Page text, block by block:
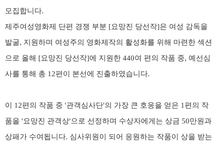
모집합니다.
제주여성영화제 단편 경쟁 부분 [요망진 당선작]은 여성 감독을
발굴, 지원하며 여성주의 영화제작의 활성화를 위해 마련한 섹션
으로 올해 [요망진 당선작]에 지원한 440여 편의 작품 중, 예선심
사를 통해 총 12편이 본선에 진출하였습니다.
이 12편의 작품 중 '관객심사단'의 가장 큰 호응을 얻은 1편의 작
품을 '요망진 관객상'으로 선정하며 수상자에게는 상금 50만원과
상패가 수여됩니다. 심사위원이 되어 응원하는 작품이 상을 받는